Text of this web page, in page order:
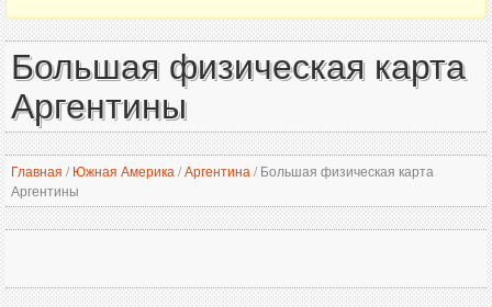
Большая физическая карта
Аргентины
Главная / Южная Америка /Аргентина /Большая физическая карта
Аргентины